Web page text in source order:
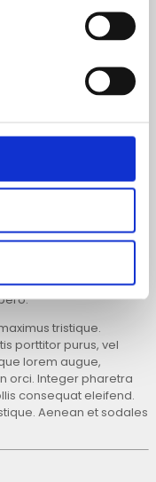
condimentum, diam
nulla. Suspendisse
leo. Morbi vitae
hendrerit aliquet
arcu tristique nibh,
potenti. In non lacinia
leo eu semper varius.
urna mauris. Nulla
non urna. Nulla sit
tristique.
porttitor purus, vel
lorem augue,
orci. Integer pharetra
consequat eleifend.
Aenean et sodales